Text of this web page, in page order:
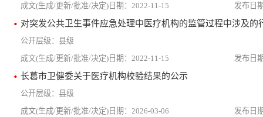
2022-11-15
对突发公共卫生事件应急处理中医疗机构的监管过程中涉及的
县级
2022-11-15
长葛市卫健委关于医疗机构校验结果的公示
县级
2026-03-06